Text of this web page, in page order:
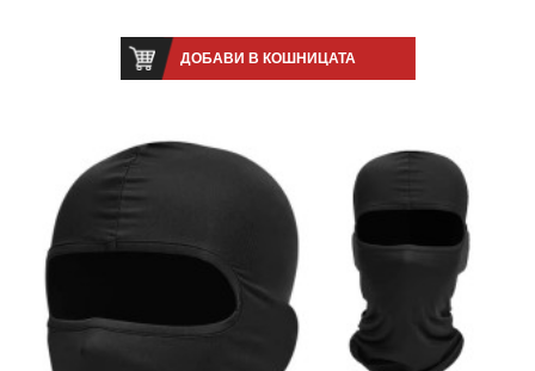
ДОБАВИ В КОШНИЦАТА